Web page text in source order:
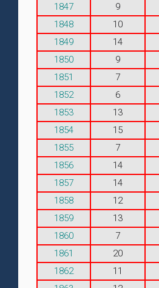
1847
9
1848
10
1849
14
1850
9
1851
7
1852
6
1853
13
1854
15
1855
7
1856
14
1857
14
1858
12
1859
13
1860
7
1861
20
1862
11